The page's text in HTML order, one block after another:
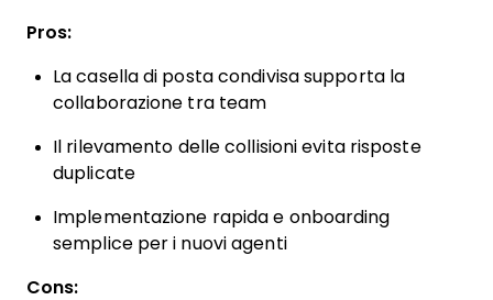
Pros:
La casella di posta condivisa supporta la
collaborazione tra team
Il rilevamento delle collisioni evita risposte
duplicate
Implementazione rapida e onboarding
semplice per i nuovi agenti
Cons: